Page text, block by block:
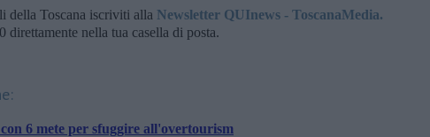
della Toscana iscriviti alla Newsletter QUInews - ToscanaMedia.
nella tua casella di posta.
6 mete per sfuggire all'overtourism